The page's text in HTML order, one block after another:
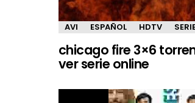
AVI ESPAÑOL HDTV
chicago fire 3×6
ver serie online